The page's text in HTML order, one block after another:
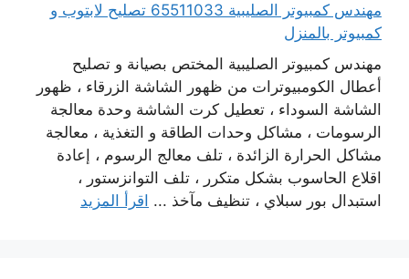
مهندس كمبيوتر الصليبية 65511033 تصليح لابتوب و
كمبيوتر بالمنزل
مهندس كمبيوتر الصليبية المختص بصيانة و تصليح
أعطال الكومبيوترات من ظهور الشاشة الزرقاء ، ظهور
الشاشة السوداء ، تعطيل كرت الشاشة وحدة معالجة
الرسومات ، مشاكل وحدات الطاقة و التغذية ، معالجة
مشاكل الحرارة الزائدة ، تلف معالج الرسوم ، إعادة
اقلاع الحاسوب بشكل متكرر ، تلف التوانزستور ،
استبدال بور سبلاي ، تنظيف مآخذ ... اقرأ المزيد